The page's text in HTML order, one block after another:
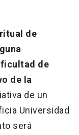
de
de
de la
de un
Universidad
será